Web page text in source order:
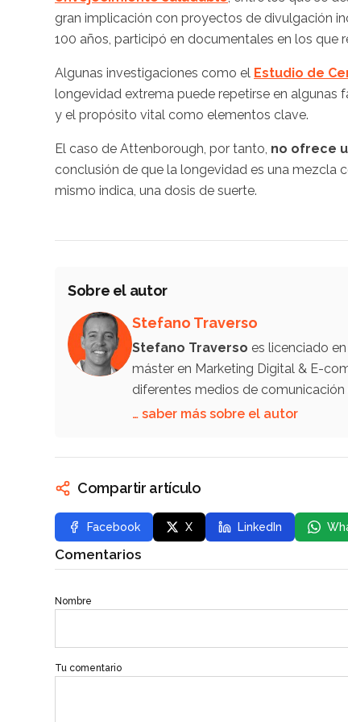
gran implicación con proyectos de divulgación
100 años, participó en documentales en los que
Algunas investigaciones como el Estudio de
longevidad extrema puede repetirse en algunas
y el propósito vital como elementos clave.
El caso de Attenborough, por tanto, no ofrece
conclusión de que la longevidad es una mezcla
mismo indica, una dosis de suerte.
Sobre el autor
Stefano Traverso
Stefano Traverso es licenciado
máster en Marketing Digital & E-
diferentes medios de
… saber más sobre el autor
Compartir artículo
Facebook X LinkedIn
Comentarios
Nombre
Tu comentario